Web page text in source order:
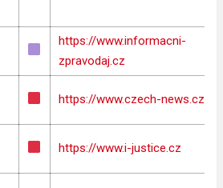
https://www.informacni-
zpravodaj.cz
https://www.czech-news.cz
https://www.i-justice.cz